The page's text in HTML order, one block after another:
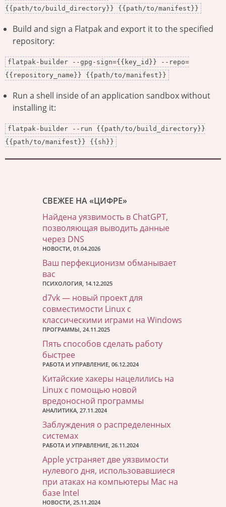
{{path/to/build_directory}} {{path/to/manifest}}
Build and sign a Flatpak and export it to the specified
repository:
flatpak-builder --gpg-sign={{key_id}} --repo=
{{repository_name}} {{path/to/manifest}}
Run a shell inside of an application sandbox without
installing it:
flatpak-builder --run {{path/to/build_directory}}
{{path/to/manifest}} {{sh}}
СВЕЖЕЕ НА «ЦИФРЕ»
Найдена уязвимость в ChatGPT,
позволяющая выводить данные
через DNS
НОВОСТИ, 01.04.2026
Ваш перфекционизм обманывает
вас
ПСИХОЛОГИЯ, 14.12.2025
d7vk — новый проект для
совместимости Linux с
классическими играми на Windows
ПРОГРАММЫ, 24.11.2025
Пять способов сделать работу
быстрее
РАБОТА И УПРАВЛЕНИЕ, 06.12.2024
Китайские хакеры нацелились на
Linux с помощью новой
вредоносной программы
АНАЛИТИКА, 27.11.2024
Заблуждения о распределенных
системах
РАБОТА И УПРАВЛЕНИЕ, 26.11.2024
Apple устраняет две уязвимости
нулевого дня, использовавшиеся
при атаках на компьютеры Mac на
базе Intel
НОВОСТИ, 25.11.2024